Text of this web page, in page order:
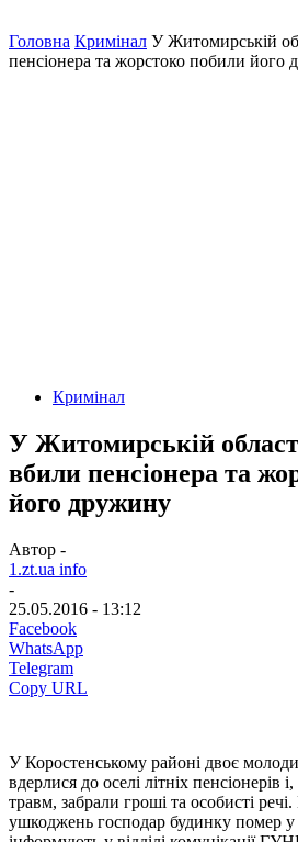
Головна Кримінал У Житомирській
пенсіонера та жорстоко побили його
Кримінал
У Житомирській
вбили пенсіонера та
його дружину
Автор -
1.zt.ua info
-
25.05.2016 - 13:12
Facebook
WhatsApp
Telegram
Copy URL
У Коростенському районі двоє
вдерлися до оселі літніх пенсіонерів
травм, забрали гроші та особисті
ушкоджень господар будинку помер у